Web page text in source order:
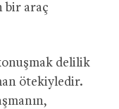
bir araç
delilik
ötekiyledir.